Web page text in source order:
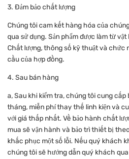
3. Đảm bảo chất lượng
Chúng tôi cam kết hàng hóa của
qua sử dụng. Sản phẩm được làm từ
Chất lượng, thông số kỹ thuật và chức
cầu của hợp đồng.
4. Sau bán hàng
a, Sau khi kiểm tra, chúng tôi cung cấp
tháng, miễn phí thay thế linh kiện và
với giá thấp nhất. Về bảo hành chất
mua sẽ vận hành và bảo trì thiết bị
khắc phục một số lỗi. Nếu quý khách
chúng tôi sẽ hướng dẫn quý khách